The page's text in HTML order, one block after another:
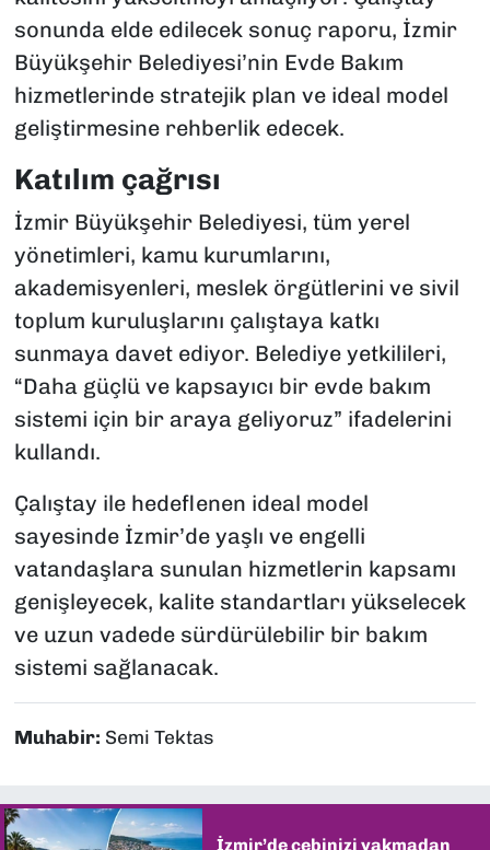
sonunda elde edilecek sonuç raporu, İzmir
Büyükşehir Belediyesi’nin Evde Bakım
hizmetlerinde stratejik plan ve ideal model
geliştirmesine rehberlik edecek.
Katılım çağrısı
İzmir Büyükşehir Belediyesi, tüm yerel
yönetimleri, kamu kurumlarını,
akademisyenleri, meslek örgütlerini ve sivil
toplum kuruluşlarını çalıştaya katkı
sunmaya davet ediyor. Belediye yetkilileri,
“Daha güçlü ve kapsayıcı bir evde bakım
sistemi için bir araya geliyoruz” ifadelerini
kullandı.
Çalıştay ile hedeflenen ideal model
sayesinde İzmir’de yaşlı ve engelli
vatandaşlara sunulan hizmetlerin kapsamı
genişleyecek, kalite standartları yükselecek
ve uzun vadede sürdürülebilir bir bakım
sistemi sağlanacak.
Muhabir: Semi Tektas
İzmir’de cebinizi yakmadan